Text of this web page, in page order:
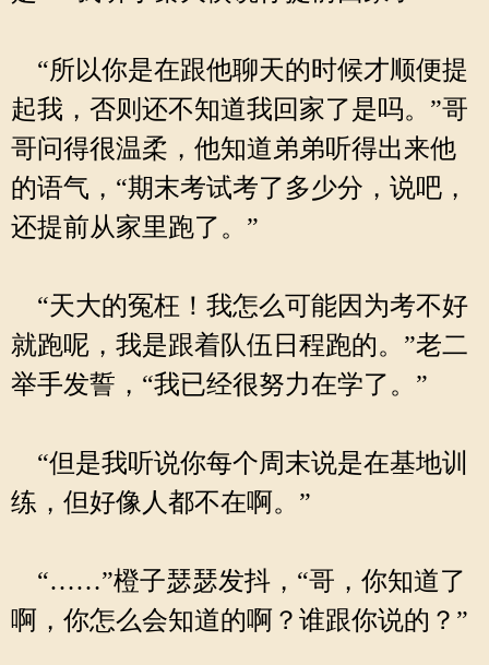
“所以你是在跟他聊天的时候才顺便提
起我，否则还不知道我回家了是吗。”哥
哥问得很温柔，他知道弟弟听得出来他
的语气，“期末考试考了多少分，说吧，
还提前从家里跑了。”
“天大的冤枉！我怎么可能因为考不好
就跑呢，我是跟着队伍日程跑的。”老二
举手发誓，“我已经很努力在学了。”
“但是我听说你每个周末说是在基地训
练，但好像人都不在啊。”
“……”橙子瑟瑟发抖，“哥，你知道了
啊，你怎么会知道的啊？谁跟你说的？”